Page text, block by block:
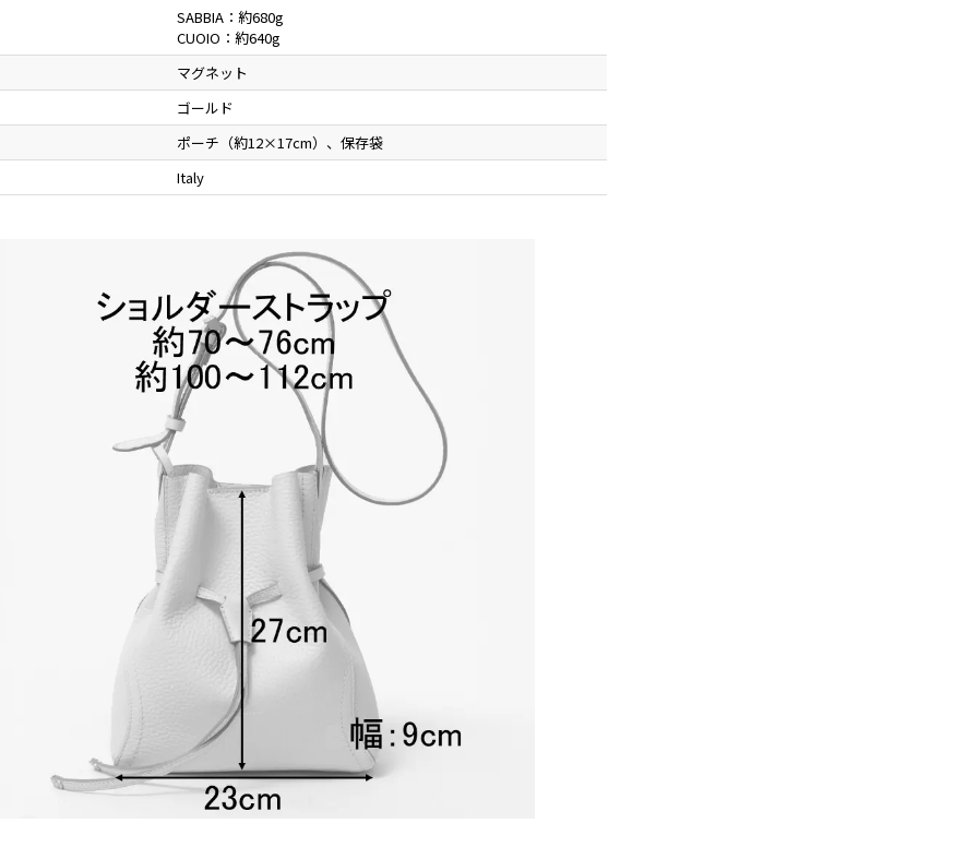
SABBIA：約680g
CUOIO：約640g
マグネット
ゴールド
ポーチ（約12×17cm）、保存袋
Italy